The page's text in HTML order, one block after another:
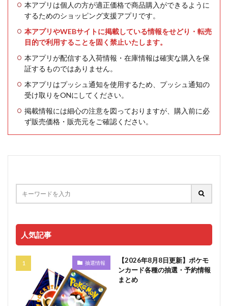
本アプリは個人の方が適正価格で商品購入ができるように
するためのショッピング支援アプリです。
本アプリやWEBサイトに掲載している情報をせどり・転売
目的で利用することを固く禁止いたします。
本アプリが配信する入荷情報・在庫情報は確実な購入を保
証するものではありません。
本アプリはプッシュ通知を使用するため、プッシュ通知の
受け取りをONにしてください。
掲載情報には細心の注意を図っておりますが、購入前に必
ず販売価格・販売元をご確認ください。
人気記事
抽選情報
【2026年8月8日更新】ポケモ
ンカード各種の抽選・予約情報
まとめ